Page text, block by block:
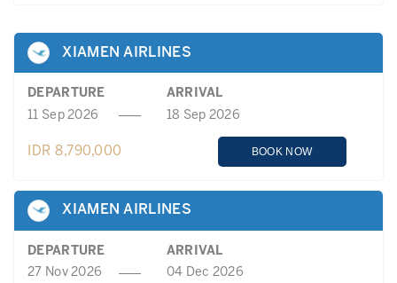
XIAMEN AIRLINES
DEPARTURE
ARRIVAL
11 Sep 2026
18 Sep 2026
IDR 8,790,000 BOOK NOW
XIAMEN AIRLINES
DEPARTURE
ARRIVAL
27 Nov 2026
04 Dec 2026